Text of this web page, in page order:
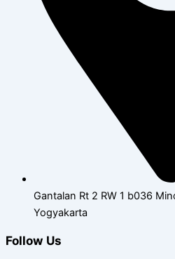
Gantalan Rt 2 RW 1 b036
Yogyakarta
Follow Us